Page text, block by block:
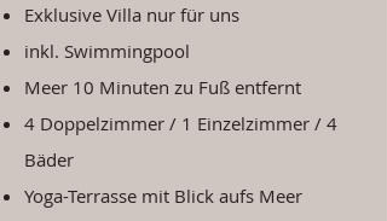
Exklusive Villa nur für uns
inkl. Swimmingpool
Meer 10 Minuten zu Fuß entfernt
4 Doppelzimmer / 1 Einzelzimmer / 4
Bäder
Yoga-Terrasse mit Blick aufs Meer